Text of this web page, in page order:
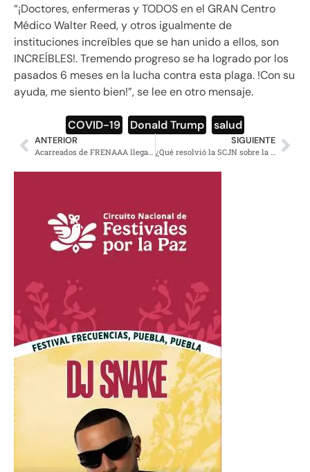
“¡Doctores, enfermeras y TODOS en el GRAN Centro
Médico Walter Reed, y otros igualmente de
instituciones increíbles que se han unido a ellos, son
INCREÍBLES!. Tremendo progreso se ha logrado por los
pasados 6 meses en la lucha contra esta plaga. !Con su
ayuda, me siento bien!”, se lee en otro mensaje.
COVID-19 Donald Trump salud
ANTERIOR SIGUIENTE